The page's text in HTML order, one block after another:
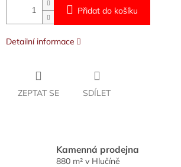
Přidat do košíku
Detailní informace
ZEPTAT SE SDÍLET
Kamenná prodejna
880 m² v Hlučíně